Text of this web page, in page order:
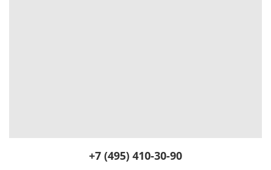
+7 (495) 410-30-90